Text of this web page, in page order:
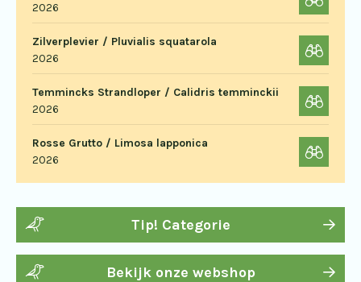
2026
Zilverplevier / Pluvialis squatarola
2026
Temmincks Strandloper / Calidris temminckii
2026
Rosse Grutto / Limosa lapponica
2026
Tip! Categorie
Bekijk onze webshop